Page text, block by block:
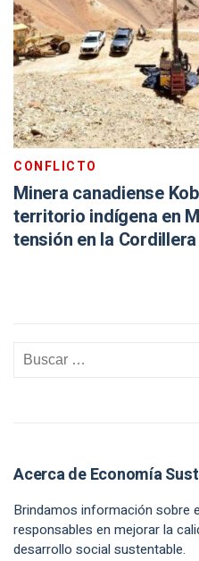
CONFLICTO
Minera canadiense
territorio indígena en
tensión en la Cordillera
Acerca de Economía
Brindamos información sobre
responsables en mejorar la
desarrollo social sustentable.